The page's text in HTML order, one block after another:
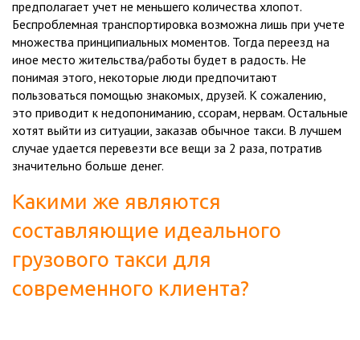
предполагает учет не меньшего количества хлопот.
Беспроблемная транспортировка возможна лишь при учете
множества принципиальных моментов. Тогда переезд на
иное место жительства/работы будет в радость. Не
понимая этого, некоторые люди предпочитают
пользоваться помощью знакомых, друзей. К сожалению,
это приводит к недопониманию, ссорам, нервам. Остальные
хотят выйти из ситуации, заказав обычное такси. В лучшем
случае удается перевезти все вещи за 2 раза, потратив
значительно больше денег.
Какими же являются
составляющие идеального
грузового такси для
современного клиента?